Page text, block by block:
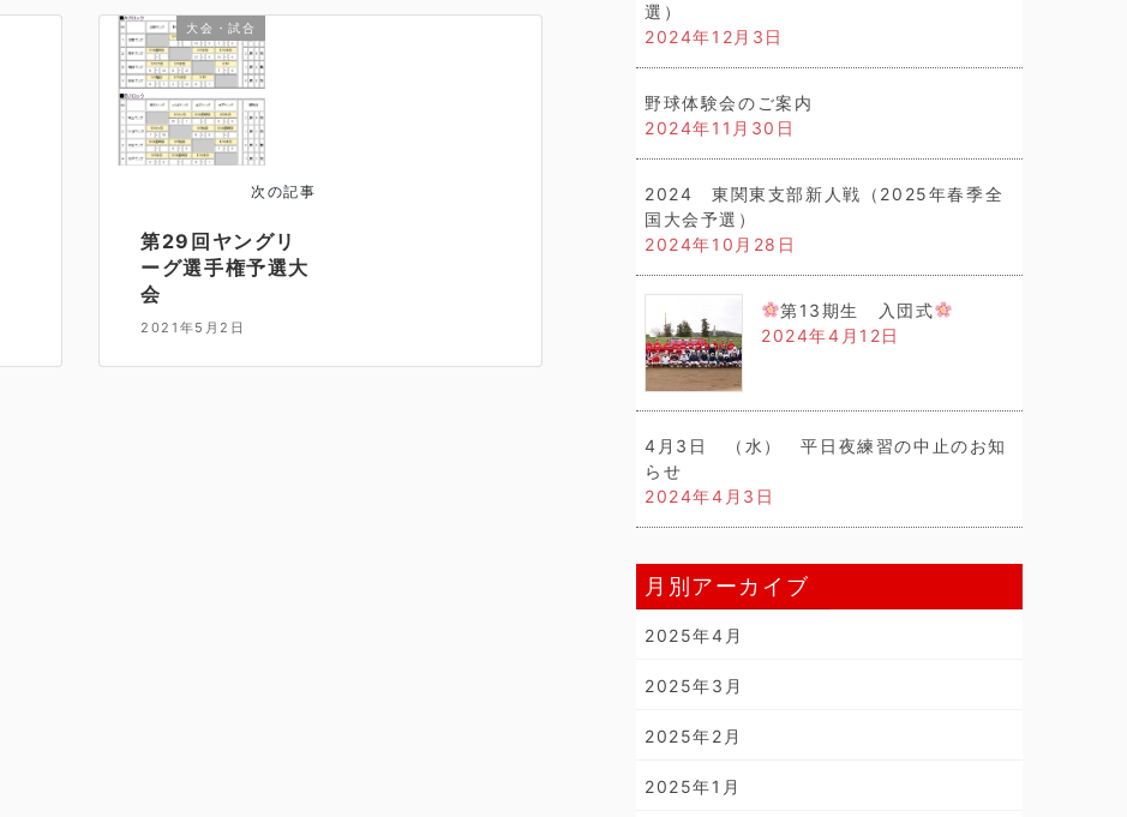
大会・試合
次の記事
第29回ヤングリ
ーグ選手権予選大
会
2021年5月2日
選）
2024年12月3日
野球体験会のご案内
2024年11月30日
2024 東関東支部新人戦（2025年春季全
国大会予選）
2024年10月28日
第13期生 入団式
2024年4月12日
4月3日 （水） 平日夜練習の中止のお知
らせ
2024年4月3日
月別アーカイブ
2025年4月
2025年3月
2025年2月
2025年1月